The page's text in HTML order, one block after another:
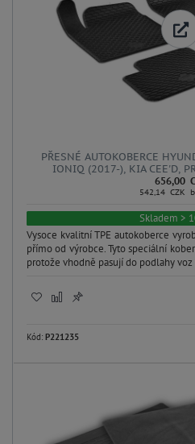
PŘESNÉ AUTOKOBERCE
IONIQ (2017-), KIA CEE'D,
656,00
542,14 CZK
Skladem >
Vysoce kvalitní TPE autokoberce
přímo od výrobce. Tyto speciální
protože vhodně pasují do podlahy voz
Kód: P221235